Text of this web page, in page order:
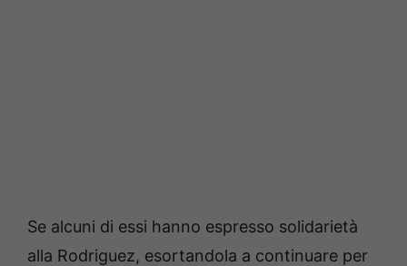
Se alcuni di essi hanno espresso solidarietà
alla Rodriguez, esortandola a continuare per